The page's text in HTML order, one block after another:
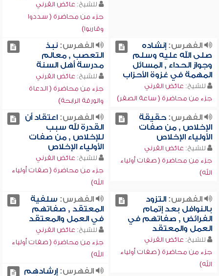
للشيخ: عائض القرني
جزء من محاضرة ( سددوا
وقاربوا)
الفهرس:إنشاده
صلى الله عليه وسلم
وجواز الحداء , المسائل
المهمة في غزوة الأحزاب
للشيخ: عائض القرني
جزء من محاضرة ( ساعة الصفر)
الفهرس:نبذ
التعصب , معالم
مدرسة أهل السنة
للشيخ: عائض القرني
جزء من محاضرة ( الدعاة
والورقة الرابحة)
الفهرس:حقيقة
الإخلاص , من صفات
الأولياء الإخلاص
للشيخ: عائض القرني
جزء من محاضرة ( صفات أولياء
الله)
الفهرس:اعتقاد أن
القدرة لله سبب
للإخلاص , من صفات
الأولياء الإخلاص
للشيخ: عائض القرني
جزء من محاضرة ( صفات أولياء
الله)
الفهرس:التزود
بالنوافل بعد إتمام
الفرائض , صفاتهم في
العمل والمعتقد
للشيخ: عائض القرني
جزء من محاضرة ( صفات أولياء
الله)
الفهرس: سلفية
المعتقد , صفاتهم
في العمل والمعتقد
للشيخ: عائض القرني
جزء من محاضرة ( صفات أولياء
الله)
الفهرس:إرشادهم